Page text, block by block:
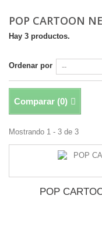
POP CARTOON
Hay 3 productos.
Ordenar por
Comparar (0)
Mostrando 1 - 3 de 3
POP